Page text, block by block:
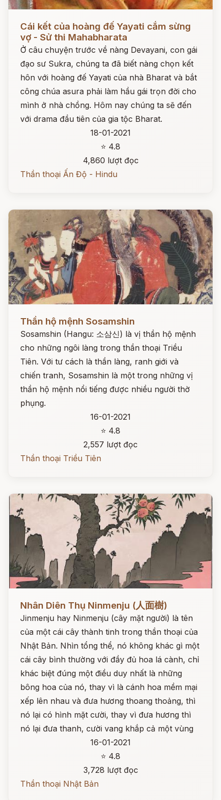
Cái kết của hoàng đế Yayati cắm sừng
vợ - Sử thi Mahabharata
Ở câu chuyện trước về nàng Devayani, con gái
đạo sư Sukra, chúng ta đã biết nàng chọn kết
hôn với hoàng đế Yayati của nhà Bharat và bắt
công chúa asura phải làm hầu gái trọn đời cho
mình ở nhà chồng. Hôm nay chúng ta sẽ đến
với drama đầu tiên của gia tộc Bharat.
18-01-2021
⭐ 4.8
4,860 lượt đọc
Thần thoại Ấn Độ - Hindu
Đọc ngay
Thần hộ mệnh Sosamshin
Sosamshin (Hangu: 소삼신) là vị thần hộ mệnh
cho những ngôi làng trong thần thoại Triều
Tiên. Với tư cách là thần làng, ranh giới và
chiến tranh, Sosamshin là một trong những vị
thần hộ mệnh nổi tiếng được nhiều người thờ
phụng.
16-01-2021
⭐ 4.8
2,557 lượt đọc
Thần thoại Triều Tiên
Nhân Diên Thụ Ninmenju (人面樹)
Jinmenju hay Ninmenju (cây mặt người) là tên
của một cái cây thành tinh trong thần thoại của
Nhật Bản. Nhìn tổng thể, nó không khác gì một
cái cây bình thường với đầy đủ hoa lá cành, chỉ
khác biệt đúng một điều duy nhất là những
bông hoa của nó, thay vì là cánh hoa mềm mại
xếp lên nhau và đưa hương thoang thoảng, thì
nó lại có hình mặt cười, thay vì đưa hương thì
nó lại đưa thanh, cười vang khắp cả một vùng
16-01-2021
⭐ 4.8
3,728 lượt đọc
Thần thoại Nhật Bản